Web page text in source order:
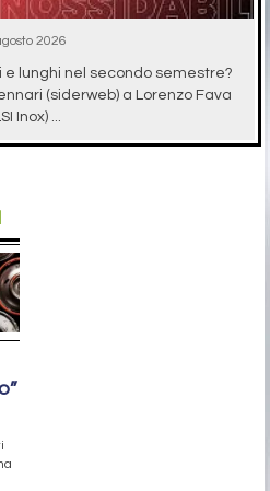
2026
e lunghi nel secondo semestre?
(siderweb) a Lorenzo Fava
Inox) ...